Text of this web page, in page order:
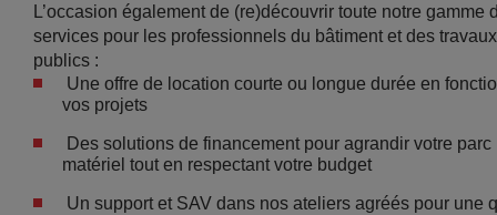
L’occasion également de (re)découvrir toute notre gamme
services pour les professionnels du bâtiment et des travaux
publics :
Une offre de location courte ou longue durée en
vos projets
Des solutions de financement pour agrandir votre parc
matériel tout en respectant votre budget
Un support et SAV dans nos ateliers agréés pour une